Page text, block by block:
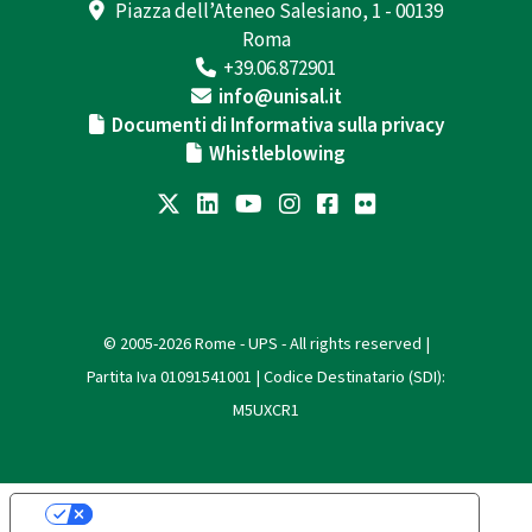
Piazza dell’Ateneo Salesiano, 1 - 00139
Roma
+39.06.872901
info@unisal.it
Documenti di Informativa sulla privacy
Whistleblowing
© 2005-2026 Rome - UPS - All rights reserved |
Partita Iva 01091541001 | Codice Destinatario (SDI):
M5UXCR1
Le tue preferenze relative alla privacy